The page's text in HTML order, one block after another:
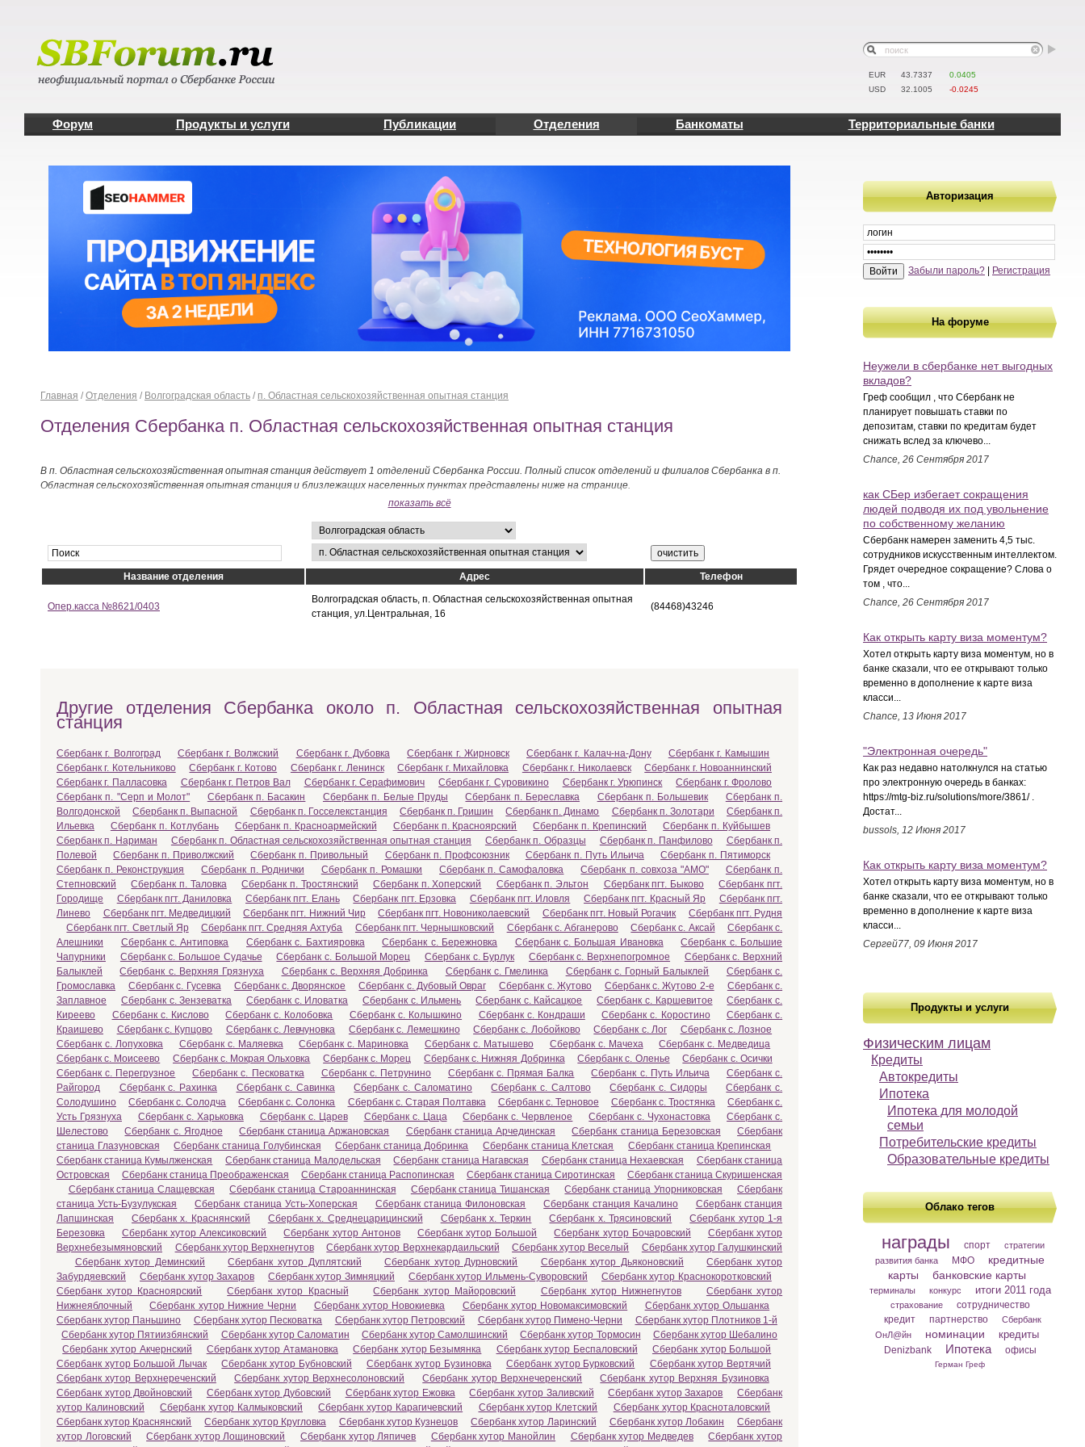
EUR 43.7337
0.0405
USD
32.1005 -0.0245
Форум Продукты и услуги Публикации Отделения Банкоматы Территориальные банки
Авторизация
Забыли пароль? Регистрация
На форуме
Неужели в сбербанке нет выгодных
вкладов?
Греф сообщил , что Сбербанк не
планирует повышать ставки по
депозитам, ставки по кредитам будет
снижать вслед за ключево...
Chance, 26 Сентября 2017
как СБер избегает сокращения
людей подводя их под увольнение
по собственному желанию
Сбербанк намерен заменить 4,5 тыс.
сотрудников искусственным интеллектом.
Грядет очередное сокращение? Слова о
том , что...
Chance, 26 Сентября 2017
Как открыть карту виза моментум?
Хотел открыть карту виза моментум, но в
банке сказали, что ее открывают только
временно в дополнение к карте виза
класси...
Chance, 13 Июня 2017
"Электронная очередь"
Как раз недавно натолкнулся на статью
про электронную очередь в банках:
https://mtg-biz.ru/solutions/more/3861/ .
Достат...
bussols, 12 Июня 2017
Как открыть карту виза моментум?
Хотел открыть карту виза моментум, но в
банке сказали, что ее открывают только
временно в дополнение к карте виза
класси...
Сергей77, 09 Июня 2017
Продукты и услуги
Физическим лицам
Кредиты
Автокредиты
Ипотека
Ипотека для молодой
семьи
Потребительские кредиты
Образовательные кредиты
Облако тегов
награды спорт
стратегии
развития банка
МФО
кредитные
карты
банковские карты
терминалы конкурс итоги 2011 года
страхование
сотрудничество
кредит
партнерство
Сбербанк
ОнЛ@йн
номинации кредиты
Denizbank Ипотека офисы
Герман Греф
Главная / Отделения / Волгоградская область / п. Областная сельскохозяйственная опытная станция
Отделения Сбербанка п. Областная сельскохозяйственная опытная станция
В п. Областная сельскохозяйственная опытная станция действует 1 отделений Сбербанка России. Полный список отделений и филиалов Сбербанка в п.
Областная сельскохозяйственная опытная станция и близлежащих населенных пунктах представлены ниже на странице.
показать всё
Название отделения Адрес Телефон
Опер.касса №8621/0403
Волгоградская область, п. Областная сельскохозяйственная опытная
станция, ул.Центральная, 16
(84468)43246
Другие отделения Сбербанка около п. Областная сельскохозяйственная опытная
станция
Сбербанк г. Волгоград Сбербанк г. Волжский Сбербанк г. Дубовка Сбербанк г. Жирновск Сбербанк г. Калач-на-Дону
Сбербанк г. Камышин
Сбербанк г. Котельниково
Сбербанк г. Котово Сбербанк г. Ленинск Сбербанк г. Михайловка Сбербанк г. Николаевск
Сбербанк г. Новоаннинский
Сбербанк г. Палласовка
Сбербанк г. Петров Вал Сбербанк г. Серафимович Сбербанк г. Суровикино Сбербанк г. Урюпинск
Сбербанк г. Фролово
Сбербанк п. "Серп и Молот"
Сбербанк п. Басакин Сбербанк п. Белые Пруды Сбербанк п. Береславка Сбербанк п. Большевик
Сбербанк п.
Волгодонской
Сбербанк п. Выпасной Сбербанк п. Госселекстанция Сбербанк п. Гришин Сбербанк п. Динамо Сбербанк п. Золотари
Сбербанк п.
Ильевка
Сбербанк п. Котлубань Сбербанк п. Красноармейский Сбербанк п. Красноярский Сбербанк п. Крепинский
Сбербанк п. Куйбышев
Сбербанк п. Нариман
Сбербанк п. Областная сельскохозяйственная опытная станция Сбербанк п. Образцы Сбербанк п. Панфилово
Сбербанк п.
Полевой
Сбербанк п. Приволжский Сбербанк п. Привольный Сбербанк п. Профсоюзник Сбербанк п. Путь Ильича
Сбербанк п. Пятиморск
Сбербанк п. Реконструкция
Сбербанк п. Роднички Сбербанк п. Ромашки Сбербанк п. Самофаловка Сбербанк п. совхоза "АМО"
Сбербанк п.
Степновский
Сбербанк п. Таловка Сбербанк п. Тростянский Сбербанк п. Хоперский Сбербанк п. Эльтон Сбербанк пгт. Быково
Сбербанк пгт.
Городище
Сбербанк пгт. Даниловка Сбербанк пгт. Елань Сбербанк пгт. Ерзовка Сбербанк пгт. Иловля Сбербанк пгт. Красный Яр
Сбербанк пгт.
Линево
Сбербанк пгт. Медведицкий Сбербанк пгт. Нижний Чир Сбербанк пгт. Новониколаевский Сбербанк пгт. Новый Рогачик
Сбербанк пгт. Рудня
Сбербанк пгт. Светлый Яр
Сбербанк пгт. Средняя Ахтуба Сбербанк пгт. Чернышковский Сбербанк с. Абганерово Сбербанк с. Аксай
Сбербанк с.
Алешники
Сбербанк с. Антиповка Сбербанк с. Бахтияровка Сбербанк с. Бережновка Сбербанк с. Большая Ивановка
Сбербанк с. Большие
Чапурники
Сбербанк с. Большое Судачье Сбербанк с. Большой Морец Сбербанк с. Бурлук Сбербанк с. Верхнепогромное
Сбербанк с. Верхний
Балыклей
Сбербанк с. Верхняя Грязнуха Сбербанк с. Верхняя Добринка Сбербанк с. Гмелинка Сбербанк с. Горный Балыклей
Сбербанк с.
Громославка
Сбербанк с. Гусевка Сбербанк с. Дворянское Сбербанк с. Дубовый Овраг Сбербанк с. Жутово Сбербанк с. Жутово 2-е
Сбербанк с.
Заплавное
Сбербанк с. Зензеватка Сбербанк с. Иловатка Сбербанк с. Ильмень Сбербанк с. Кайсацкое Сбербанк с. Каршевитое
Сбербанк с.
Киреево
Сбербанк с. Кислово Сбербанк с. Колобовка Сбербанк с. Колышкино Сбербанк с. Кондраши Сбербанк с. Коростино
Сбербанк с.
Краишево
Сбербанк с. Купцово Сбербанк с. Левчуновка Сбербанк с. Лемешкино Сбербанк с. Лобойково Сбербанк с. Лог
Сбербанк с. Лозное
Сбербанк с. Лопуховка
Сбербанк с. Маляевка Сбербанк с. Мариновка Сбербанк с. Матышево Сбербанк с. Мачеха
Сбербанк с. Медведица
Сбербанк с. Моисеево
Сбербанк с. Мокрая Ольховка Сбербанк с. Морец Сбербанк с. Нижняя Добринка Сбербанк с. Оленье
Сбербанк с. Осички
Сбербанк с. Перегрузное
Сбербанк с. Песковатка Сбербанк с. Петрунино Сбербанк с. Прямая Балка Сбербанк с. Путь Ильича
Сбербанк с.
Райгород
Сбербанк с. Рахинка Сбербанк с. Савинка Сбербанк с. Саломатино Сбербанк с. Салтово Сбербанк с. Сидоры
Сбербанк с.
Солодушино
Сбербанк с. Солодча Сбербанк с. Солонка Сбербанк с. Старая Полтавка Сбербанк с. Терновое Сбербанк с. Тростянка
Сбербанк с.
Усть Грязнуха
Сбербанк с. Харьковка Сбербанк с. Царев Сбербанк с. Цаца Сбербанк с. Червленое Сбербанк с. Чухонастовка
Сбербанк с.
Шелестово
Сбербанк с. Ягодное Сбербанк станица Аржановская Сбербанк станица Арчединская Сбербанк станица Березовская
Сбербанк
станица Глазуновская
Сбербанк станица Голубинская Сбербанк станица Добринка Сбербанк станица Клетская
Сбербанк станица Крепинская
Сбербанк станица Кумылженская
Сбербанк станица Малодельская Сбербанк станица Нагавская Сбербанк станица Нехаевская
Сбербанк станица
Островская
Сбербанк станица Преображенская Сбербанк станица Распопинская Сбербанк станица Сиротинская
Сбербанк станица Скуришенская
Сбербанк станица Слащевская
Сбербанк станица Староаннинская Сбербанк станица Тишанская Сбербанк станица Упорниковская
Сбербанк
станица Усть-Бузулукская
Сбербанк станица Усть-Хоперская Сбербанк станица Филоновская Сбербанк станция Качалино
Сбербанк станция
Лапшинская
Сбербанк х. Краснянский Сбербанк х. Среднецарицинский Сбербанк х. Теркин Сбербанк х. Трясиновский
Сбербанк хутор 1-я
Березовка
Сбербанк хутор Алексиковский Сбербанк хутор Антонов Сбербанк хутор Большой Сбербанк хутор Бочаровский
Сбербанк хутор
Верхнебезымяновский
Сбербанк хутор Верхнегнутов Сбербанк хутор Верхнекардаильский Сбербанк хутор Веселый
Сбербанк хутор Галушкинский
Сбербанк хутор Деминский
Сбербанк хутор Дуплятский Сбербанк хутор Дурновский Сбербанк хутор Дьяконовский
Сбербанк хутор
Забурдяевский
Сбербанк хутор Захаров Сбербанк хутор Зимняцкий Сбербанк хутор Ильмень-Суворовский
Сбербанк хутор Краснокоротковский
Сбербанк хутор Красноярский
Сбербанк хутор Красный Сбербанк хутор Майоровский Сбербанк хутор Нижнегнутов
Сбербанк хутор
Нижнеяблочный
Сбербанк хутор Нижние Черни Сбербанк хутор Новокиевка Сбербанк хутор Новомаксимовский
Сбербанк хутор Ольшанка
Сбербанк хутор Паньшино
Сбербанк хутор Песковатка Сбербанк хутор Петровский Сбербанк хутор Пимено-Черни
Сбербанк хутор Плотников 1-й
Сбербанк хутор Пятиизбянский
Сбербанк хутор Саломатин Сбербанк хутор Самолшинский Сбербанк хутор Тормосин
Сбербанк хутор Шебалино
Сбербанк хутор Акчернский
Сбербанк хутор Атамановка Сбербанк хутор Безымянка Сбербанк хутор Беспаловский
Сбербанк хутор Большой
Сбербанк хутор Большой Лычак
Сбербанк хутор Бубновский Сбербанк хутор Бузиновка Сбербанк хутор Бурковский
Сбербанк хутор Вертячий
Сбербанк хутор Верхнереченский
Сбербанк хутор Верхнесолоновский Сбербанк хутор Верхнечеренский
Сбербанк хутор Верхняя Бузиновка
Сбербанк хутор Двойновский
Сбербанк хутор Дубовский Сбербанк хутор Ежовка Сбербанк хутор Заливский Сбербанк хутор Захаров
Сбербанк
хутор Калиновский
Сбербанк хутор Калмыковский Сбербанк хутор Карагичевский Сбербанк хутор Клетский
Сбербанк хутор Красноталовский
Сбербанк хутор Краснянский
Сбербанк хутор Кругловка Сбербанк хутор Кузнецов Сбербанк хутор Ларинский Сбербанк хутор Лобакин
Сбербанк
хутор Логовский
Сбербанк хутор Лощиновский Сбербанк хутор Ляпичев Сбербанк хутор Манойлин Сбербанк хутор Медведев
Сбербанк хутор